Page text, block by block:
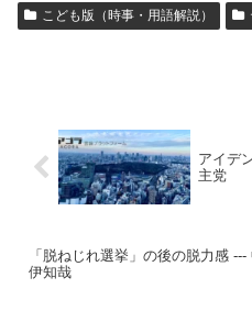
こども版（時事・用語解説）
アイデ
主党
「脱ねじれ選挙」の後の脱力感 ---
伊知哉